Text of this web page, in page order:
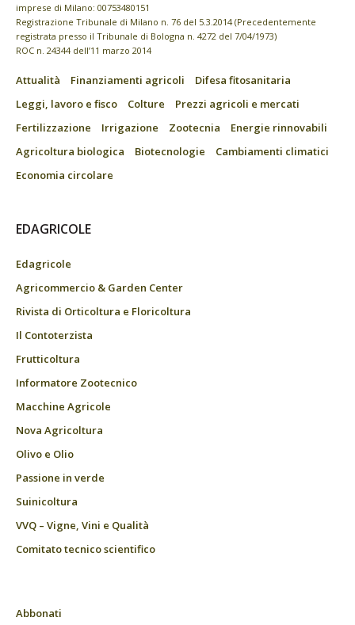
imprese di Milano: 00753480151
Registrazione Tribunale di Milano n. 76 del 5.3.2014 (Precedentemente
registrata presso il Tribunale di Bologna n. 4272 del 7/04/1973)
ROC n. 24344 dell’11 marzo 2014
Attualità Finanziamenti agricoli
Difesa fitosanitaria
Leggi, lavoro e fisco
Colture
Prezzi agricoli e mercati
Fertilizzazione
Irrigazione Zootecnia
Energie rinnovabili
Agricoltura biologica
Biotecnologie
Cambiamenti climatici
Economia circolare
EDAGRICOLE
Edagricole
Agricommercio & Garden Center
Rivista di Orticoltura e Floricoltura
Il Contoterzista
Frutticoltura
Informatore Zootecnico
Macchine Agricole
Nova Agricoltura
Olivo e Olio
Passione in verde
Suinicoltura
VVQ – Vigne, Vini e Qualità
Comitato tecnico scientifico
Abbonati